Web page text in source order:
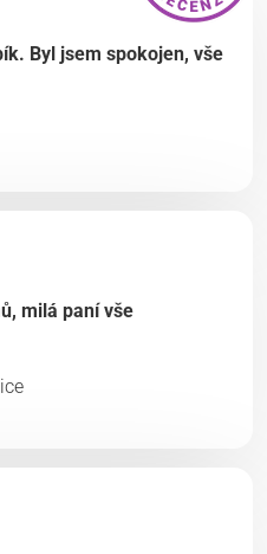
Byl jsem spokojen, vše
milá paní vše